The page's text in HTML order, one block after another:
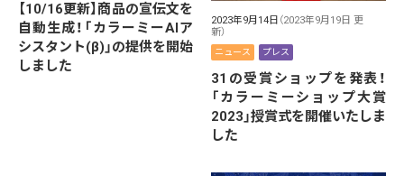
【10/16更新】商品の宣伝文を
自動生成！「カラーミーAIア
シスタント(β)」の提供を開始
しました
2023年9月14日 （2023年9月19日 更
新）
ニュース プレス
31の受賞ショップを発表！
「カラーミーショップ大賞
2023」授賞式を開催いたしま
した